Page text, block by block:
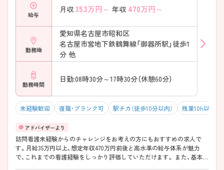
給与
月収 35.3万円～ 年収 470万円～
勤務地
愛知県名古屋市昭和区
名古屋市営地下鉄鶴舞線「御器所駅」徒歩1
分 他
勤務時間
日勤:08時30分～17時30分（休憩60分）
未経験歓迎 復職・ブランク可 駅チカ（徒歩10分以内） 残業10h以下（
訪問看護未経験からのチャレンジをお考えの方にもおすすめの求人で
す。月給35万円以上、想定年収470万円前後と高水準の給与体系が魅力
で、これまでの看護経験をしっかり評価していただけます。 また、基本的